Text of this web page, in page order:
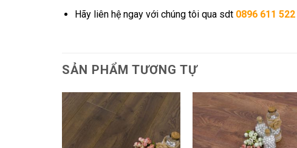
Hãy liên hệ ngay với chúng tôi qua sdt 0896 611 522
SẢN PHẨM TƯƠNG TỰ